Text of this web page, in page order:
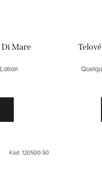
Di Mare
Kód: 120500-50